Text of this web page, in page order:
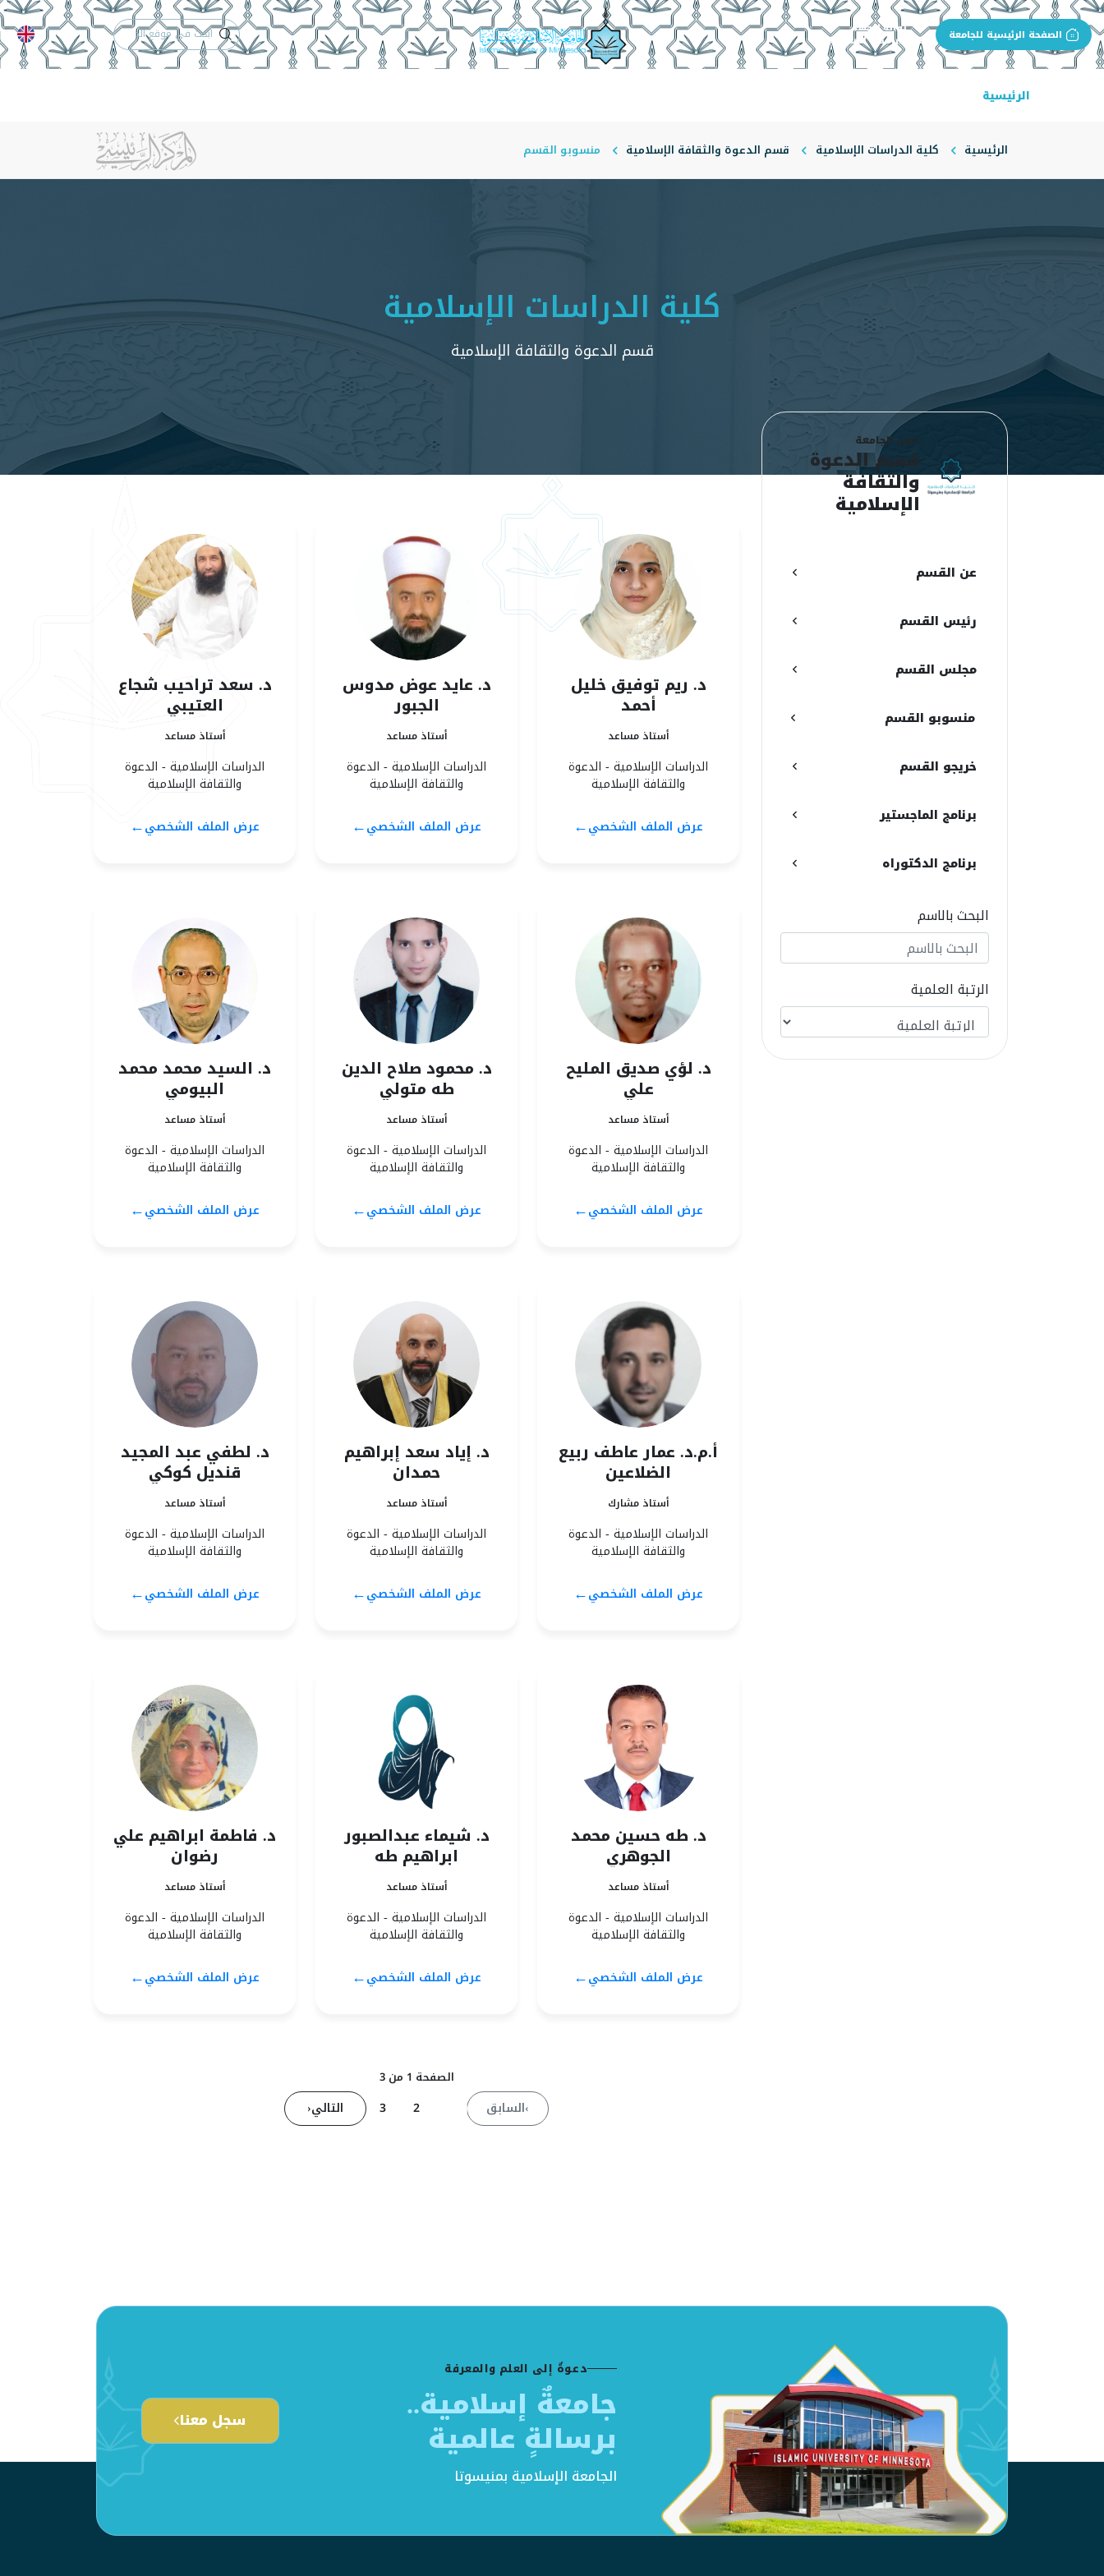
الصفحة الرئيسية للجامعة بوابة الجهة
كلية الدراسات الإسلامية الدعم الفنيالتقويم الجامعي
الرئيسية
الرئيسية كلية الدراسات الإسلامية قسم الدعوة والثقافة الإسلامية منسوبو القسم
كلية الدراسات الإسلامية
قسم الدعوة والثقافة الإسلامية
دليل الجامعة
قسم الدعوة
والثقافة
الإسلامية
عن القسم
رئيس القسم
مجلس القسم
منسوبو القسم
خريجو القسم
برنامج الماجستير
برنامج الدكتوراه
البحث بالاسم
الرتبة العلمية
د. ريم توفيق خليل
أحمد
أستاذ مساعد
الدراسات الإسلامية - الدعوة
والثقافة الإسلامية
عرض الملف الشخصي←
د. عايد عوض مدوس
الجبور
أستاذ مساعد
الدراسات الإسلامية - الدعوة
والثقافة الإسلامية
عرض الملف الشخصي←
د. سعد تراحيب شجاع
العتيبي
أستاذ مساعد
الدراسات الإسلامية - الدعوة
والثقافة الإسلامية
عرض الملف الشخصي←
د. لؤي صديق المليح
علي
أستاذ مساعد
الدراسات الإسلامية - الدعوة
والثقافة الإسلامية
عرض الملف الشخصي←
د. محمود صلاح الدين
طه متولي
أستاذ مساعد
الدراسات الإسلامية - الدعوة
والثقافة الإسلامية
عرض الملف الشخصي←
د. السيد محمد محمد
البيومي
أستاذ مساعد
الدراسات الإسلامية - الدعوة
والثقافة الإسلامية
عرض الملف الشخصي←
أ.م.د. عمار عاطف ربيع
الضلاعين
أستاذ مشارك
الدراسات الإسلامية - الدعوة
والثقافة الإسلامية
عرض الملف الشخصي←
د. إياد سعد إبراهيم
حمدان
أستاذ مساعد
الدراسات الإسلامية - الدعوة
والثقافة الإسلامية
عرض الملف الشخصي←
د. لطفي عبد المجيد
قنديل كوكي
أستاذ مساعد
الدراسات الإسلامية - الدعوة
والثقافة الإسلامية
عرض الملف الشخصي←
د. طه حسين محمد
الجوهري
أستاذ مساعد
الدراسات الإسلامية - الدعوة
والثقافة الإسلامية
عرض الملف الشخصي←
د. شيماء عبدالصبور
ابراهيم طه
أستاذ مساعد
الدراسات الإسلامية - الدعوة
والثقافة الإسلامية
عرض الملف الشخصي←
د. فاطمة ابراهيم علي
رضوان
أستاذ مساعد
الدراسات الإسلامية - الدعوة
والثقافة الإسلامية
عرض الملف الشخصي←
الصفحة 1 من 3
›السابق 2
3 التالي‹
دعوةٌ إلى العلم والمعرفة
جامعةٌ إسلامية..
برسالةٍ عالمية
الجامعة الإسلامية بمنيسوتا
سجل معنا